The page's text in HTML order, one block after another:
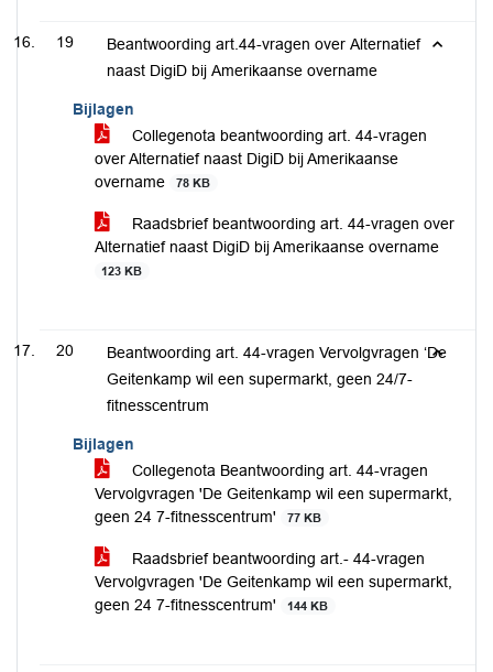
19
Beantwoording art.44-vragen over Alternatief
naast DigiD bij Amerikaanse overname
Bijlagen
Collegenota beantwoording art. 44-vragen
over Alternatief naast DigiD bij Amerikaanse
overname
78 KB
Raadsbrief beantwoording art. 44-vragen over
Alternatief naast DigiD bij Amerikaanse overname
123 KB
20
Beantwoording art. 44-vragen Vervolgvragen ‘De
Geitenkamp wil een supermarkt, geen 24/7-
fitnesscentrum
Bijlagen
Collegenota Beantwoording art. 44-vragen
Vervolgvragen 'De Geitenkamp wil een supermarkt,
geen 24 7-fitnesscentrum'
77 KB
Raadsbrief beantwoording art.- 44-vragen
Vervolgvragen 'De Geitenkamp wil een supermarkt,
geen 24 7-fitnesscentrum'
144 KB